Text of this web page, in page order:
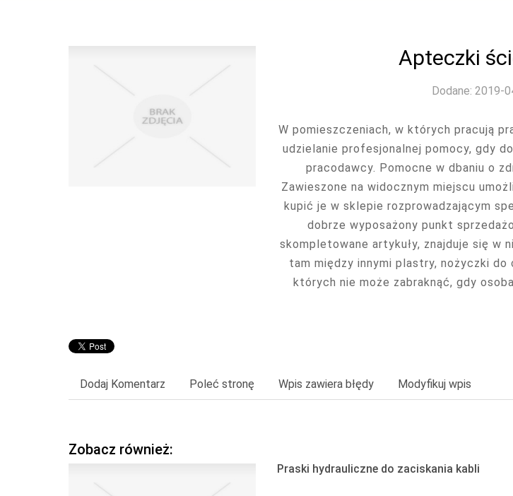
Apteczki
Dodane: 2019-
W pomieszczeniach, w których pracują
udzielanie profesjonalnej pomocy, gdy
pracodawcy. Pomocne w dbaniu o
Zawieszone na widocznym miejscu
kupić je w sklepie rozprowadzającym
dobrze wyposażony punkt
skompletowane artykuły, znajduje się w
tam między innymi plastry, nożyczki
których nie może zabraknąć, gdy
Dodaj Komentarz Poleć stronę Wpis zawiera błędy Modyfikuj wpis
Zobacz również:
Praski hydrauliczne do zaciskania kabli